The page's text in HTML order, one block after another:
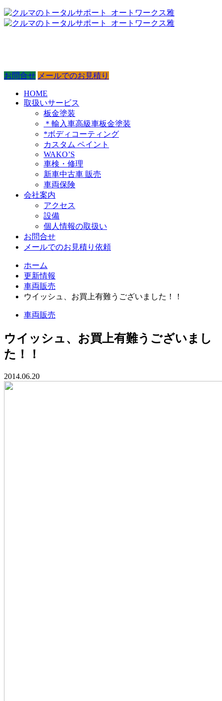
お問合せ メールでのお見積り
HOME
取扱いサービス
板金塗装
＊輸入車高級車板金塗装
*ボディコーティング
カスタム ペイント
WAKO’S
車検・修理
新車中古車 販売
車両保険
会社案内
アクセス
設備
個人情報の取扱い
お問合せ
メールでのお見積り依頼
ホーム
更新情報
車両販売
ウイッシュ、お買上有難うございました！！
車両販売
ウイッシュ、お買上有難うございまし
た！！
2014.06.20